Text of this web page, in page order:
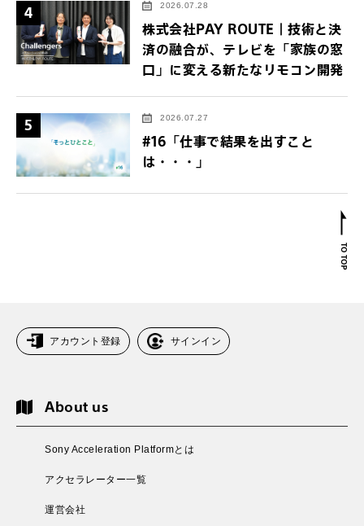
4 2026.07.28
株式会社PAY ROUTE｜技術と決
済の融合が、テレビを「家族の窓
口」に変える新たなリモコン開発
5 2026.07.27
#16「仕事で結果を出すこと
は・・・」
アカウント登録 サインイン
About us
Sony Acceleration Platformとは
アクセラレーター一覧
運営会社